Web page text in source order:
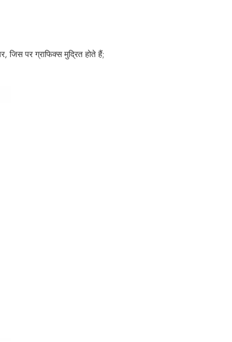
जिस पर ग्राफिक्स मुद्रित होते हैं;